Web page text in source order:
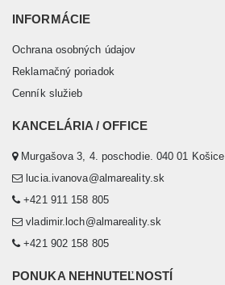
INFORMÁCIE
Ochrana osobných údajov
Reklamačný poriadok
Cenník služieb
KANCELÁRIA / OFFICE
Murgašova 3, 4. poschodie. 040 01 Košice
lucia.ivanova@almareality.sk
+421 911 158 805
vladimir.loch@almareality.sk
+421 902 158 805
PONUKA NEHNUTEĽNOSTÍ